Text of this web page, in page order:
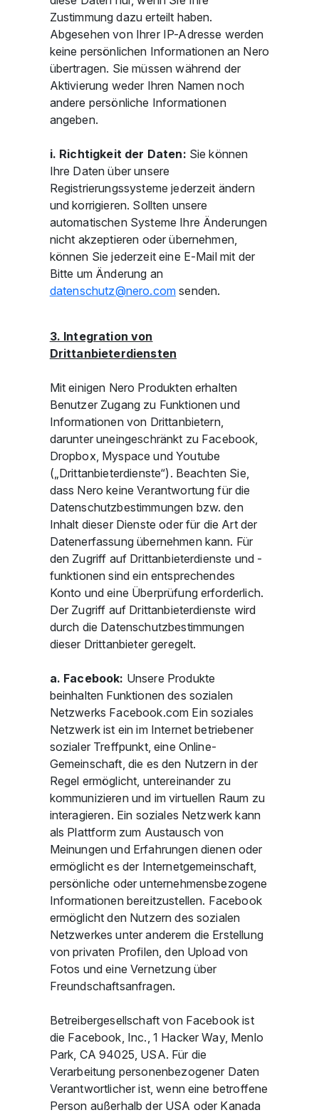
Zustimmung dazu erteilt haben.
Abgesehen von Ihrer IP-Adresse werden
keine persönlichen Informationen an Nero
übertragen. Sie müssen während der
Aktivierung weder Ihren Namen noch
andere persönliche Informationen
angeben.
i. Richtigkeit der Daten: Sie können
Ihre Daten über unsere
Registrierungssysteme jederzeit ändern
und korrigieren. Sollten unsere
automatischen Systeme Ihre Änderungen
nicht akzeptieren oder übernehmen,
können Sie jederzeit eine E-Mail mit der
Bitte um Änderung an
d t nsch tz n r c m senden.
3. Integration von
Drittanbieterdiensten
Mit einigen Nero Produkten erhalten
Benutzer Zugang zu Funktionen und
Informationen von Drittanbietern,
darunter uneingeschränkt zu Facebook,
Dropbox, Myspace und Youtube
(„Drittanbieterdienste“). Beachten Sie,
dass Nero keine Verantwortung für die
Datenschutzbestimmungen bzw. den
Inhalt dieser Dienste oder für die Art der
Datenerfassung übernehmen kann. Für
den Zugriff auf Drittanbieterdienste und -
funktionen sind ein entsprechendes
Konto und eine Überprüfung erforderlich.
Der Zugriff auf Drittanbieterdienste wird
durch die Datenschutzbestimmungen
dieser Drittanbieter geregelt.
a. Facebook: Unsere Produkte
beinhalten Funktionen des sozialen
Netzwerks Facebook.com Ein soziales
Netzwerk ist ein im Internet betriebener
sozialer Treffpunkt, eine Online-
Gemeinschaft, die es den Nutzern in der
Regel ermöglicht, untereinander zu
kommunizieren und im virtuellen Raum zu
interagieren. Ein soziales Netzwerk kann
als Plattform zum Austausch von
Meinungen und Erfahrungen dienen oder
ermöglicht es der Internetgemeinschaft,
persönliche oder unternehmensbezogene
Informationen bereitzustellen. Facebook
ermöglicht den Nutzern des sozialen
Netzwerkes unter anderem die Erstellung
von privaten Profilen, den Upload von
Fotos und eine Vernetzung über
Freundschaftsanfragen.
Betreibergesellschaft von Facebook ist
die Facebook, Inc., 1 Hacker Way, Menlo
Park, CA 94025, USA. Für die
Verarbeitung personenbezogener Daten
Verantwortlicher ist, wenn eine betroffene
Person außerhalb der USA oder Kanada